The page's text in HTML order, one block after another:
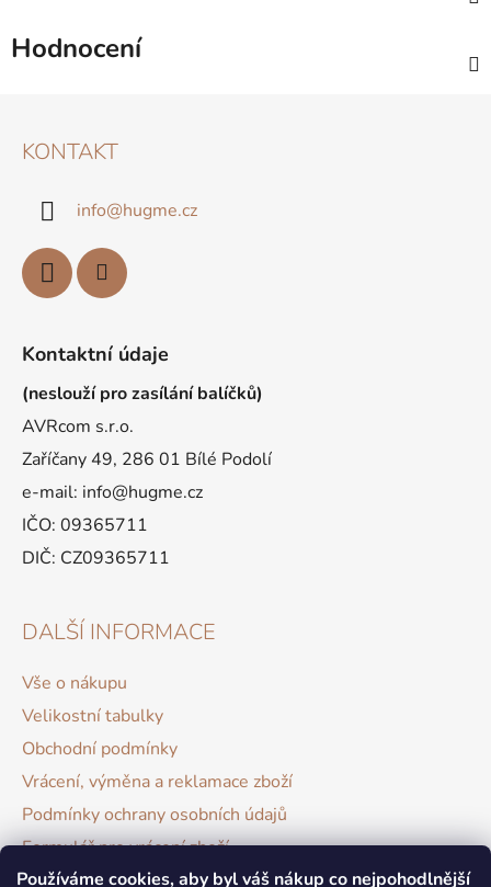
Používáme cookies, aby byl váš nákup co nejpohodlnější
Hodnocení
KONTAKT
info@hugme.cz
Kontaktní údaje
(neslouží pro zasílání balíčků)
AVRcom s.r.o.
Zaříčany 49, 286 01 Bílé Podolí
e-mail: info@hugme.cz
IČO: 09365711
DIČ: CZ09365711
DALŠÍ INFORMACE
Vše o nákupu
Velikostní tabulky
Obchodní podmínky
Vrácení, výměna a reklamace zboží
Podmínky ochrany osobních údajů
Formulář pro vrácení zboží
Hodnocení obchodu